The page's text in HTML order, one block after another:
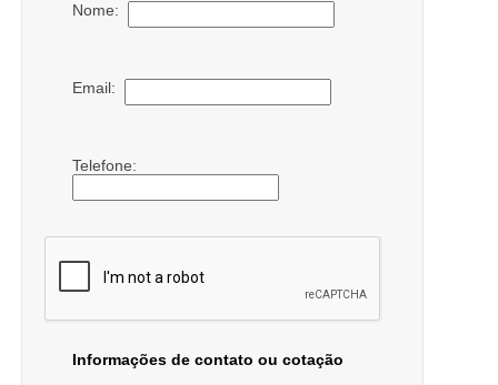
Nome:
Email:
Telefone:
Informações de contato ou cotação